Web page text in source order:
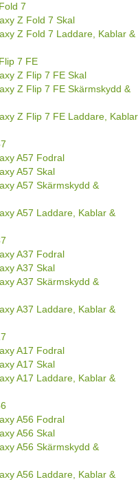
7
Z Fold 7 Skal
Z Fold 7 Laddare, Kablar &
7 FE
Z Flip 7 FE Skal
Z Flip 7 FE Skärmskydd &
Z Flip 7 FE Laddare, Kablar
A57 Fodral
A57 Skal
A57 Skärmskydd &
A57 Laddare, Kablar &
A37 Fodral
A37 Skal
A37 Skärmskydd &
A37 Laddare, Kablar &
A17 Fodral
A17 Skal
A17 Laddare, Kablar &
A56 Fodral
A56 Skal
A56 Skärmskydd &
A56 Laddare, Kablar &